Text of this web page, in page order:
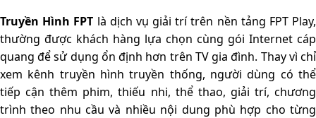
Truyền Hình FPT là dịch vụ giải trí trên nền tảng FPT Play,
thường được khách hàng lựa chọn cùng gói Internet cáp
quang để sử dụng ổn định hơn trên TV gia đình. Thay vì chỉ
xem kênh truyền hình truyền thống, người dùng có thể
tiếp cận thêm phim, thiếu nhi, thể thao, giải trí, chương
trình theo nhu cầu và nhiều nội dung phù hợp cho từng